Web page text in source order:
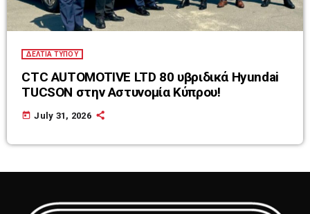
ΔΕΛΤΙΑ ΤΥΠΟΥ
CTC AUTOMOTIVE LTD 80 υβριδικά Hyundai
TUCSON στην Αστυνομία Κύπρου!
today July 31, 2026